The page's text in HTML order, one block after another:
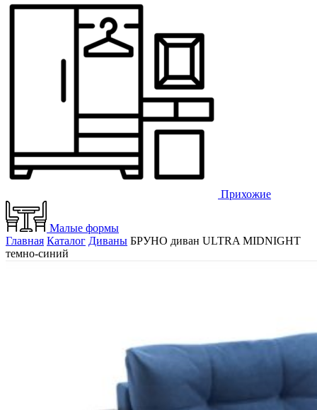
Прихожие
Малые формы
Главная Каталог Диваны БРУНО диван ULTRA MIDNIGHT
темно-синий